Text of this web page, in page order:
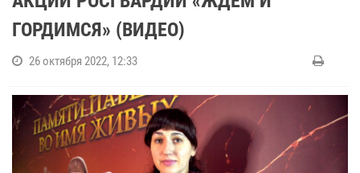
ГОРДИМСЯ» (ВИДЕО)
26 октября 2022, 12:33